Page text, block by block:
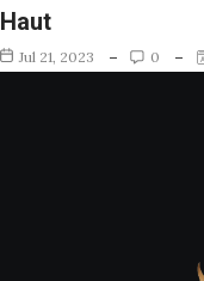
Haut
Jul 21, 2023 0